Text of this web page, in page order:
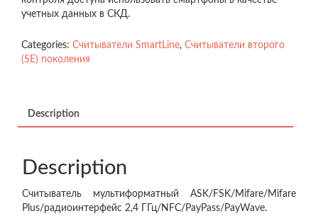
учетных данных в СКД.
Categories: Считыватели SmartLine, Считыватели второго
(SE) поколения
Description
Description
Считыватель мультиформатный ASK/FSK/Mifare/Mifare
Plus/радиоинтерфейс 2,4 ГГц/NFC/PayPass/PayWave.